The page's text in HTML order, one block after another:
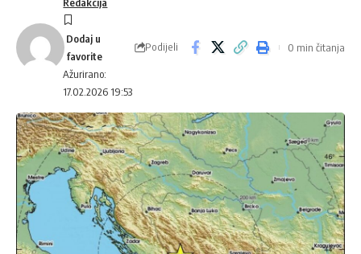
Ažurirano:
17.02.2026 19:53
Podijeli 0 min čitanja